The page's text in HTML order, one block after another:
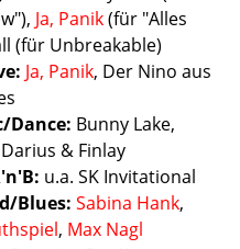
Ja, Panik(für "Alles
(für Unbreakable)
Ja, Panik, Der Nino aus
Dance: Bunny Lake,
& Finlay
u.a. SK Invitational
Blues: Sabina Hank,
, Max Nagl